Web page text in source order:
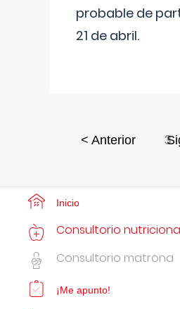
probable de
21 de abril.
< Anterior 3
Inicio
Consultorio
Consultorio matrona
¡Me apunto!